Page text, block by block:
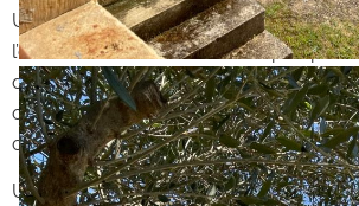
Une vaste grange d’environ 180 m² au
l’ensemble et ouvre de belles
d’amis, salle de réception, espace de
ou pourquoi pas, aménagements pour
chevaux dans un environnement
Une adresse précieuse, idéale pour